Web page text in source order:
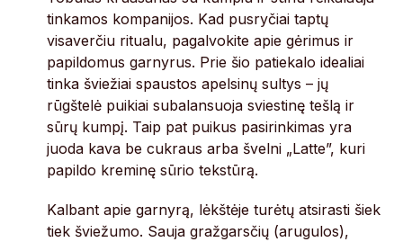
tinkamos kompanijos. Kad pusryčiai taptų
visaverčiu ritualu, pagalvokite apie gėrimus ir
papildomus garnyrus. Prie šio patiekalo idealiai
tinka šviežiai spaustos apelsinų sultys – jų
rūgštelė puikiai subalansuoja sviestinę tešlą ir
sūrų kumpį. Taip pat puikus pasirinkimas yra
juoda kava be cukraus arba švelni „Latte”, kuri
papildo kreminę sūrio tekstūrą.
Kalbant apie garnyrą, lėkštėje turėtų atsirasti šiek
tiek šviežumo. Sauja gražgarsčių (arugulos),